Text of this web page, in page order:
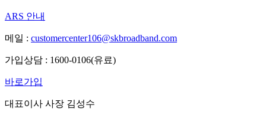
ARS 안내
메일 : customercenter106@skbroadband.com
가입상담 : 1600-0106(유료)
바로가입
대표이사 사장 김성수